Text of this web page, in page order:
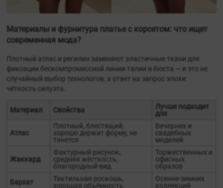
Материалы и фурнитура платье с корсетом: что ищет
современная мода?
Плотный атлас и регилин заменяют эластичные ткани для
фиксации бескомпромиссной линии талии и бюста — и это не
случайный выбор технологов, а ответ на запрос эпохи:
чёткость силуэта.
Материал Свойства
Лучше подходит
для
Атлас
Плотный, блестящий,
хорошо держит форму, не
тянется
Вечерних и
свадебных
моделей
Жаккард
Фактурный рисунок,
средняя жёсткость,
благородный вид
Торжественных и
офисных
образов
Бархат
Тактильная роскошь,
хорошая объёмность
Осенне-зимних
коллекций